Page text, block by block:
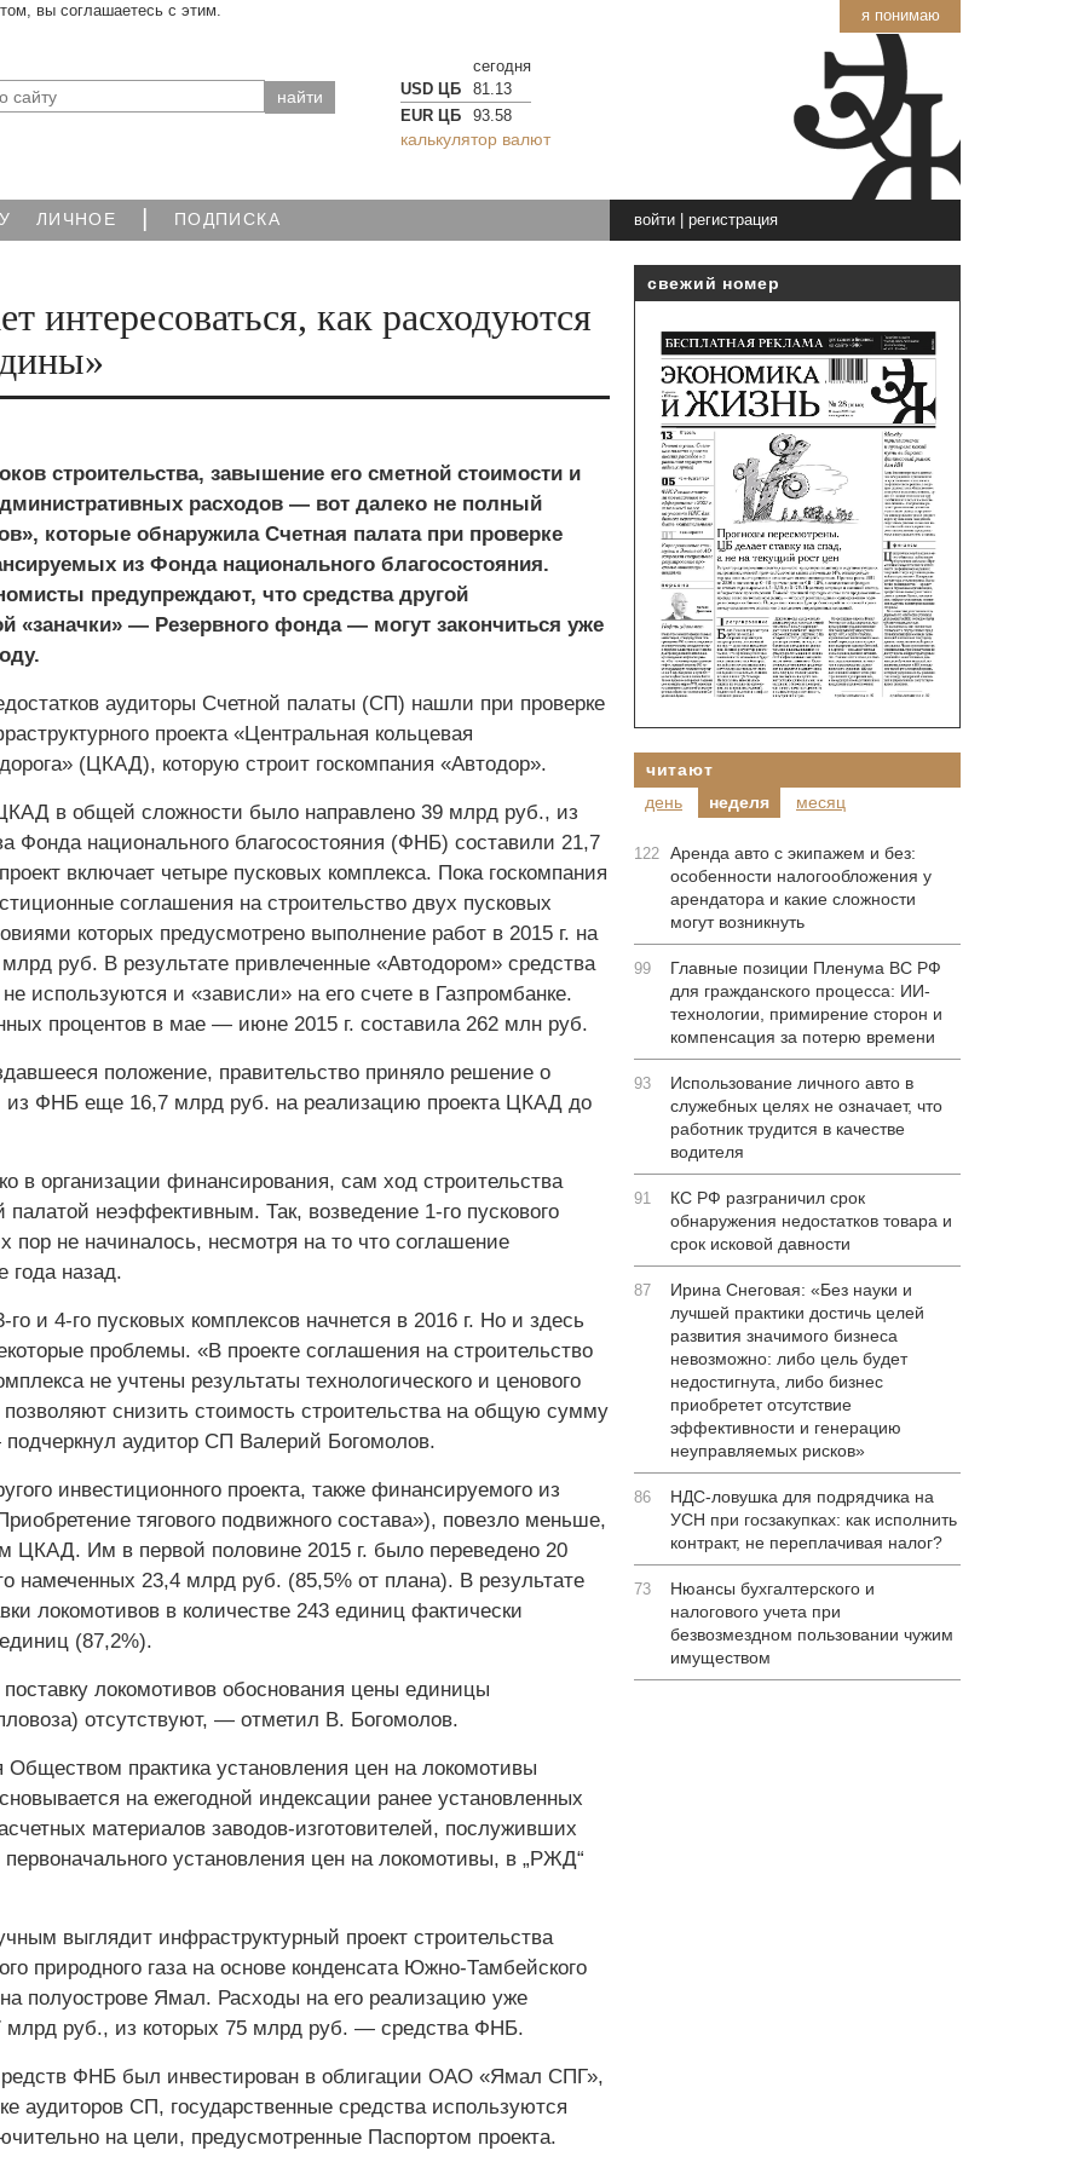
я понимаю
вы соглашаетесь с этим.
сегодня
USD ЦБ
81.13
EUR ЦБ
93.58
калькулятор валют
ЛИЧНОЕ | ПОДПИСКА войти| регистрация
интересоваться, как расходуются
строительства, завышение его сметной стоимости и
расходов — вот далеко не полный
которые обнаружила Счетная палата при проверке
из Фонда национального благосостояния.
предупреждают, что средства другой
«заначки» — Резервного фонда — могут закончиться уже
аудиторы Счетной палаты (СП) нашли при проверке
проекта «Центральная кольцевая
(ЦКАД), которую строит госкомпания «Автодор».
в общей сложности было направлено 39 млрд руб., из
Фонда национального благосостояния (ФНБ) составили 21,7
включает четыре пусковых комплекса. Пока госкомпания
соглашения на строительство двух пусковых
которых предусмотрено выполнение работ в 2015 г. на
руб. В результате привлеченные «Автодором» средства
используются и «зависли» на его счете в Газпромбанке.
процентов в мае — июне 2015 г. составила 262 млн руб.
положение, правительство приняло решение о
из ФНБ еще 16,7 млрд руб. на реализацию проекта ЦКАД до
в организации финансирования, сам ход строительства
палатой неэффективным. Так, возведение 1-го пускового
пор не начиналось, несмотря на то что соглашение
года назад.
го и 4-го пусковых комплексов начнется в 2016 г. Но и здесь
проблемы. «В проекте соглашения на строительство
не учтены результаты технологического и ценового
позволяют снизить стоимость строительства на общую сумму
аудитор СП Валерий Богомолов.
инвестиционного проекта, также финансируемого из
тягового подвижного состава»), повезло меньше,
ЦКАД. Им в первой половине 2015 г. было переведено 20
намеченных 23,4 млрд руб. (85,5% от плана). В результате
локомотивов в количестве 243 единиц фактически
(87,2%).
локомотивов обоснования цены единицы
отсутствуют, — отметил В. Богомолов.
практика установления цен на локомотивы
на ежегодной индексации ранее установленных
материалов заводов-изготовителей, послуживших
установления цен на локомотивы, в „РЖД“
выглядит инфраструктурный проект строительства
природного газа на основе конденсата Южно-Тамбейского
полуострове Ямал. Расходы на его реализацию уже
млрд руб., из которых 75 млрд руб. — средства ФНБ.
ФНБ был инвестирован в облигации ОАО «Ямал СПГ»,
аудиторов СП, государственные средства используются
на цели, предусмотренные Паспортом проекта.
свежий номер
читают
день
неделя месяц
122 Аренда авто с экипажем и без:
особенности налогообложения у
арендатора и какие сложности
могут возникнуть
99
Главные позиции Пленума ВС РФ
для гражданского процесса: ИИ-
технологии, примирение сторон и
компенсация за потерю времени
93
Использование личного авто в
служебных целях не означает, что
работник трудится в качестве
водителя
91
КС РФ разграничил срок
обнаружения недостатков товара и
срок исковой давности
87
Ирина Снеговая: «Без науки и
лучшей практики достичь целей
развития значимого бизнеса
невозможно: либо цель будет
недостигнута, либо бизнес
приобретет отсутствие
эффективности и генерацию
неуправляемых рисков»
86
НДС-ловушка для подрядчика на
УСН при госзакупках: как исполнить
контракт, не переплачивая налог?
73
Нюансы бухгалтерского и
налогового учета при
безвозмездном пользовании чужим
имуществом